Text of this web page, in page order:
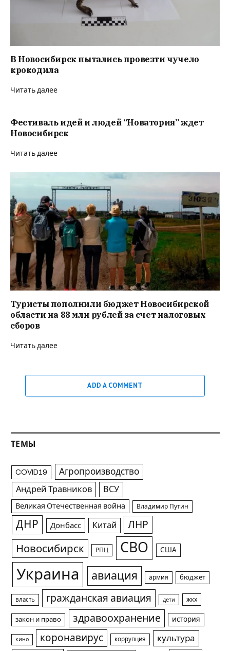
В Новосибирск пытались провезти чучело
крокодила
Читать далее
Фестиваль идей и людей “Новатория” ждет
Новосибирск
Читать далее
Туристы пополнили бюджет Новосибирской
области на 88 млн рублей за счет налоговых
сборов
Читать далее
ADD A COMMENT
ТЕМЫ
COVID19 Агропроизводство
Андрей Травников ВСУ
Великая Отечественная война Владимир Путин
ДНР Донбасс Китай ЛНР
Новосибирск РПЦ СВО США
Украина авиация армия бюджет
власть гражданская авиация дети жкх
закон и право здравоохранение история
кино коронавирус коррупция
культура